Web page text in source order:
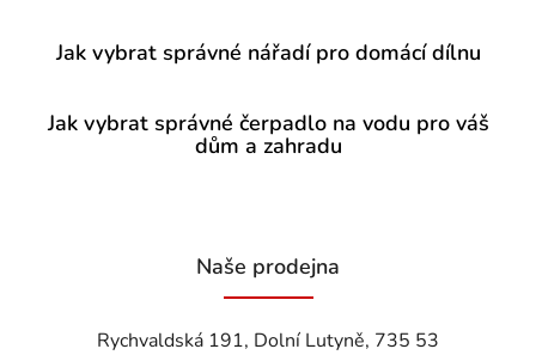
Jak vybrat správné nářadí pro domácí dílnu
Jak vybrat správné čerpadlo na vodu pro váš
dům a zahradu
Naše prodejna
Rychvaldská 191, Dolní Lutyně, 735 53